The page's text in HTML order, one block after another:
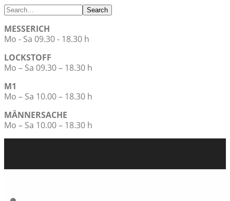
Search
MESSERICH
Mo - Sa 09.30 - 18.30 h
LOCKSTOFF
Mo – Sa 09.30 – 18.30 h
M1
Mo – Sa 10.00 – 18.30 h
MÄNNERSACHE
Mo – Sa 10.00 – 18.30 h